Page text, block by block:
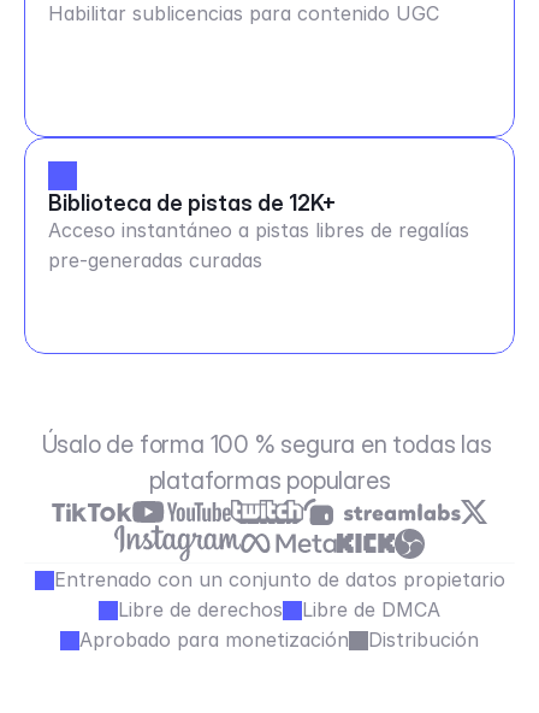
Habilitar sublicencias para contenido UGC
Biblioteca de pistas de 12K+
Acceso instantáneo a pistas libres de regalías
pre-generadas curadas
Úsalo de forma 100 % segura en todas las
plataformas populares
Entrenado con un conjunto de datos propietario
Libre de derechos
Libre de DMCA
Aprobado para monetización
Distribución